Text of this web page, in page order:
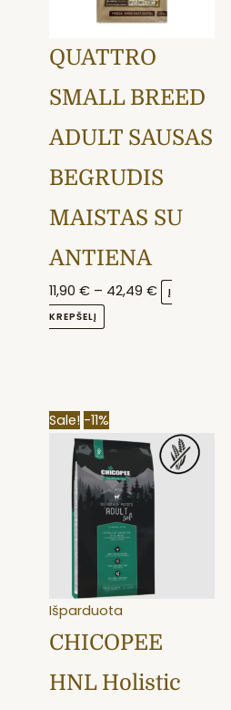
QUATTRO
SMALL BREED
ADULT SAUSAS
BEGRŪDIS
MAISTAS SU
ANTIENA
11,90 € – 42,49 €
Į
KREPŠELĮ
options
be
on
the
page
Sale! -11%
Išparduota
CHICOPEE
HNL Holistic
Original
price
was:
80,00 €.
price
is:
70,89 €.